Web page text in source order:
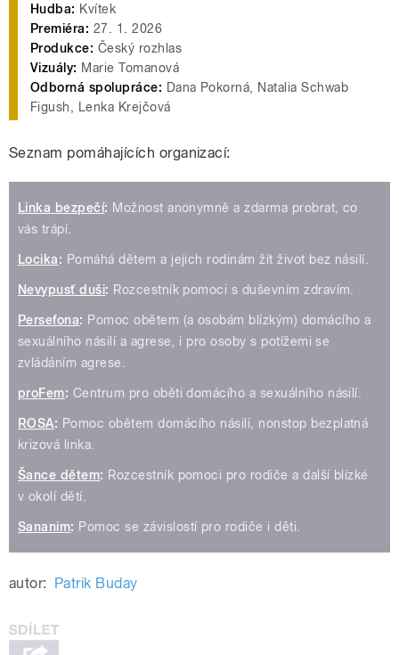
Hudba: Kvítek
Premiéra: 27. 1. 2026
Produkce: Český rozhlas
Vizuály: Marie Tomanová
Odborná spolupráce: Dana Pokorná, Natalia Schwab
Figush, Lenka Krejčová
Seznam pomáhajících organizací:
Linka bezpečí: Možnost anonymně a zdarma probrat, co
vás trápí.
Locika: Pomáhá dětem a jejich rodinám žít život bez násilí.
Nevypusť duši: Rozcestník pomoci s duševním zdravím.
Persefona: Pomoc obětem (a osobám blízkým) domácího a
sexuálního násilí a agrese, i pro osoby s potížemi se
zvládáním agrese.
proFem: Centrum pro oběti domácího a sexuálního násilí.
ROSA: Pomoc obětem domácího násilí, nonstop bezplatná
krizová linka.
Šance dětem: Rozcestník pomoci pro rodiče a další blízké
v okolí dětí.
Sananim: Pomoc se závislostí pro rodiče i děti.
autor: Patrik Buday